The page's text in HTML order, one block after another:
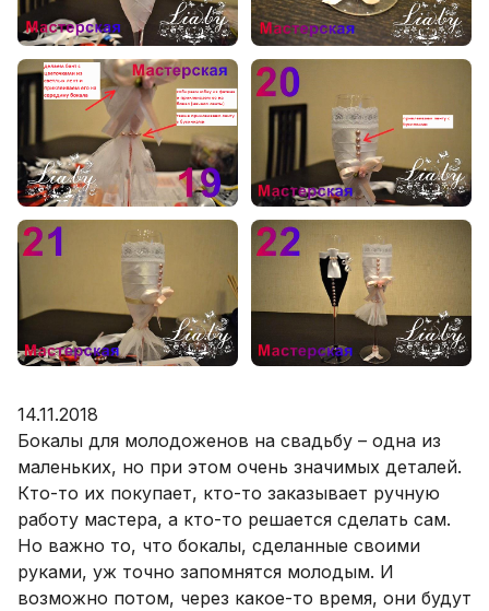
14.11.2018
Бокалы для молодоженов на свадьбу – одна из
маленьких, но при этом очень значимых деталей.
Кто-то их покупает, кто-то заказывает ручную
работу мастера, а кто-то решается сделать сам.
Но важно то, что бокалы, сделанные своими
руками, уж точно запомнятся молодым. И
возможно потом, через какое-то время, они будут